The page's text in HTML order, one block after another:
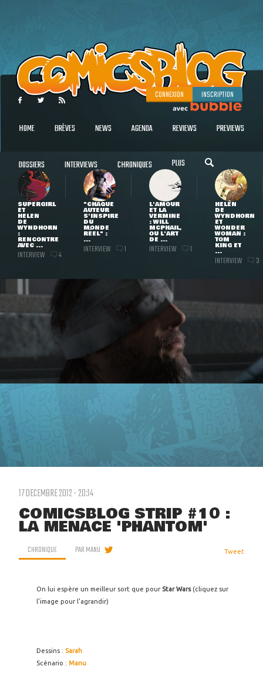
CONNEXION INSCRIPTION
HOME BRÈVES NEWS AGENDA REVIEWS PREVIEWS
DOSSIERS INTERVIEWS CHRONIQUES PLUS
SUPERGIRL
ET
HELEN
DE
WYNDHORN
:
RENCONTRE
AVEC ...
INTERVIEW 4
"CHAQUE
AUTEUR
S'INSPIRE
DU
MONDE
RÉEL" :
...
INTERVIEW 1
L'AMOUR
ET LA
VERMINE
: WILL
MCPHAIL,
OU L'ART
DE ...
INTERVIEW 1
HELEN
DE
WYNDHORN
ET
WONDER
WOMAN :
TOM
KING ET
...
INTERVIEW 3
17 DECEMBRE 2012 - 20:14
COMICSBLOG STRIP #10 :
LA MENACE 'PHANTOM'
CHRONIQUE PARMANU Tweet
On lui espère un meilleur sort que pour Star Wars (cliquez sur
l'image pour l'agrandir)
Dessins : Sarah
Scénario : Manu